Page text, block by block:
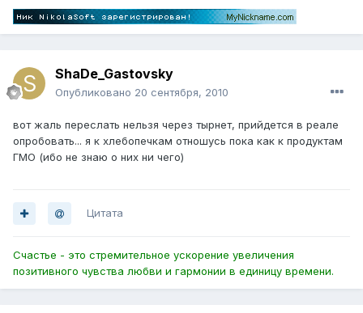
ShaDe_Gastovsky
Опубликовано 20 сентября, 2010
вот жаль переслать нельзя через тырнет, прийдется в реале
опробовать... я к хлебопечкам отношусь пока как к продуктам
ГМО (ибо не знаю о них ни чего)
Цитата
Счастье - это стремительное ускорение увеличения
позитивного чувства любви и гармонии в единицу времени.